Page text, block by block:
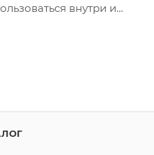
внутри и
срок службы.